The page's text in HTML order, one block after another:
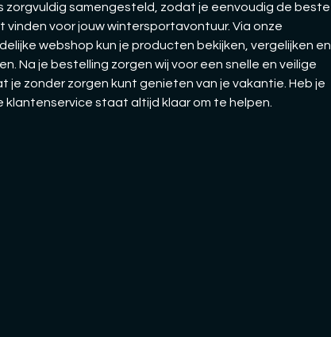
zorgvuldig samengesteld, zodat je eenvoudig de beste
vinden voor jouw wintersportavontuur. Via onze
webshop kun je producten bekijken, vergelijken en
Na je bestelling zorgen wij voor een snelle en veilige
je zonder zorgen kunt genieten van je vakantie. Heb je
klantenservice staat altijd klaar om te helpen.